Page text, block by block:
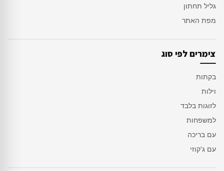
גליל תחתון
מפת האתר
צימרים לפי סוג
בקתות
וילות
לזוגות בלבד
למשפחות
עם בריכה
עם ג'קוזי